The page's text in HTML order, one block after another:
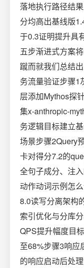
落地执行路径结
分均高出基线版
于0.3证明提升具
五步渐进式方案
蹴而就我们总结
务流量验证步骤1
层添加Mythos探
集x-anthropic-
务逻辑目标建立
场景步骤2Query
卡对得分7.2的
全句子成分、注
动作动词示例怎
8.0读写分离架构
索引优化与分库
QPS提升幅度目
至68%步骤3响应
的响应启动后处